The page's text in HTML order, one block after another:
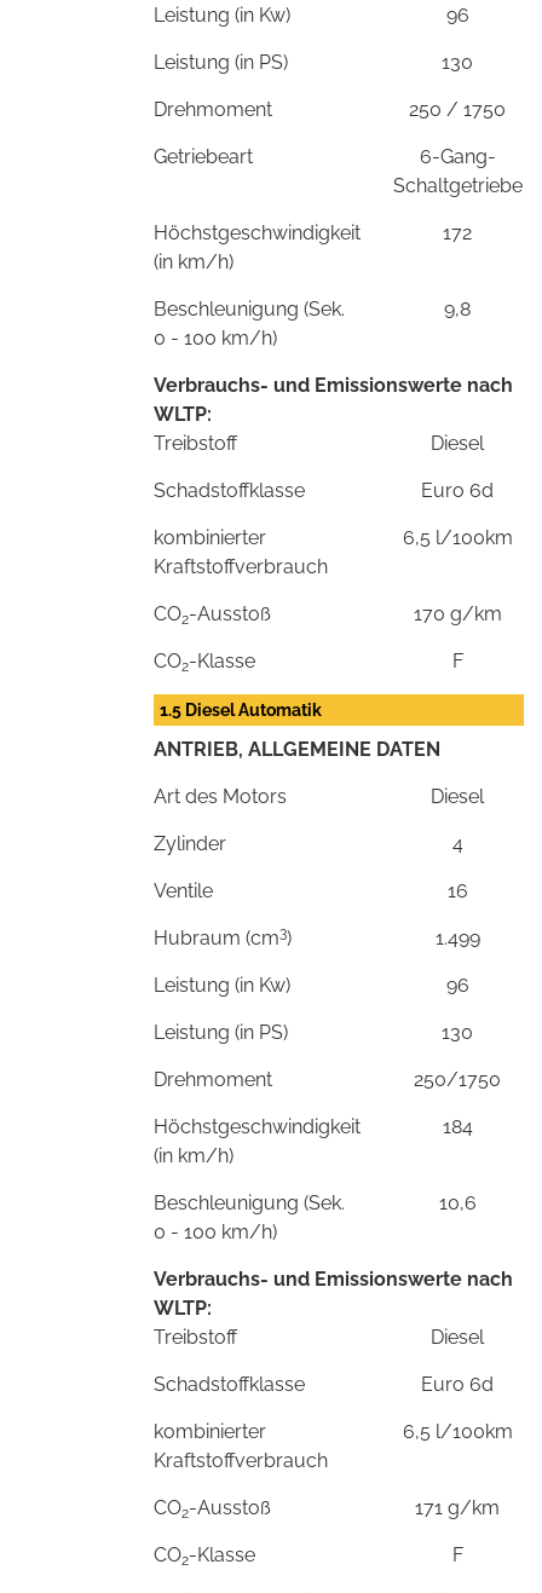
Leistung (in Kw) 96
Leistung (in PS) 130
Drehmoment 250 / 1750
Getriebeart
6-Gang-
Schaltgetriebe
Höchstgeschwindigkeit
(in km/h)
172
Beschleunigung (Sek.
0 - 100 km/h)
9,8
Verbrauchs- und Emissionswerte nach
WLTP:
Treibstoff
Diesel
Schadstoffklasse Euro 6d
kombinierter
Kraftstoffverbrauch
6,5 l/100km
CO2-Ausstoß 170 g/km
CO2-Klasse F
1.5 Diesel Automatik
ANTRIEB, ALLGEMEINE DATEN
Art des Motors Diesel
Zylinder 4
Ventile 16
Hubraum (cm3) 1.499
Leistung (in Kw) 96
Leistung (in PS) 130
Drehmoment 250/1750
Höchstgeschwindigkeit
(in km/h)
184
Beschleunigung (Sek.
0 - 100 km/h)
10,6
Verbrauchs- und Emissionswerte nach
WLTP:
Treibstoff
Diesel
Schadstoffklasse Euro 6d
kombinierter
Kraftstoffverbrauch
6,5 l/100km
CO2-Ausstoß 171 g/km
CO2-Klasse F